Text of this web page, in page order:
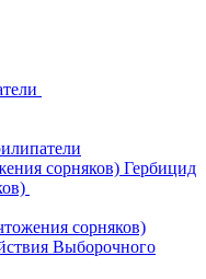
Гербицид
сорняков)
Выборочного